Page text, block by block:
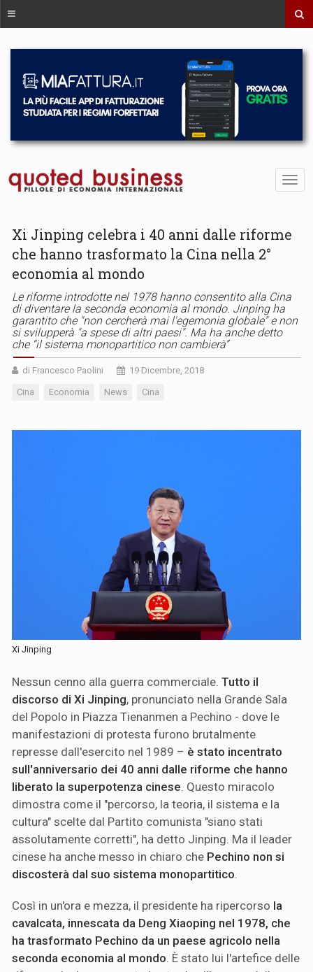
Xi Jinping celebra i 40 anni dalle riforme
che hanno trasformato la Cina nella 2°
economia al mondo
Le riforme introdotte nel 1978 hanno consentito alla Cina
di diventare la seconda economia al mondo. Jinping ha
garantito che "non cercherà mai l'egemonia globale" e non
si svilupperà "a spese di altri paesi". Ma ha anche detto
che “il sistema monopartitico non cambierà”
di Francesco Paolini 19 Dicembre, 2018
Cina Economia News Cina
Xi Jinping
Nessun cenno alla guerra commerciale. Tutto il
discorso di Xi Jinping, pronunciato nella Grande Sala
del Popolo in Piazza Tienanmen a Pechino - dove le
manifestazioni di protesta furono brutalmente
represse dall'esercito nel 1989 – è stato incentrato
sull'anniversario dei 40 anni dalle riforme che hanno
liberato la superpotenza cinese. Questo miracolo
dimostra come il "percorso, la teoria, il sistema e la
cultura" scelte dal Partito comunista "siano stati
assolutamente corretti", ha detto Jinping. Ma il leader
cinese ha anche messo in chiaro che Pechino non si
discosterà dal suo sistema monopartitico.
Così in un'ora e mezza, il presidente ha ripercorso la
cavalcata, innescata da Deng Xiaoping nel 1978, che
ha trasformato Pechino da un paese agricolo nella
seconda economia al mondo. È stato lui l'artefice delle